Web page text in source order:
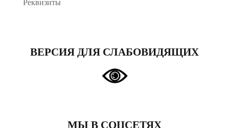
ВЕРСИЯ ДЛЯ СЛАБОВИДЯЩИХ
МЫ В СОЦСЕТЯХ